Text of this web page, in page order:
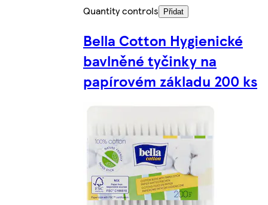
Quantity controls
Přidat
Bella Cotton Hygienické
bavlněné tyčinky na
papírovém základu 200 ks